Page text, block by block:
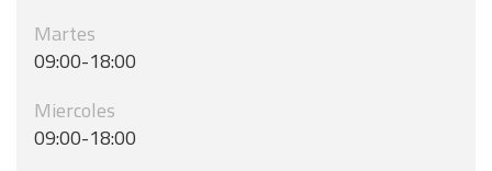
Martes
09:00-18:00
Miercoles
09:00-18:00